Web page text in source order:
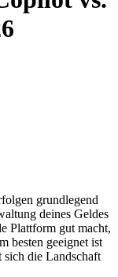
grundlegend
deines Geldes
Plattform gut macht,
besten geeignet ist
die Landschaft